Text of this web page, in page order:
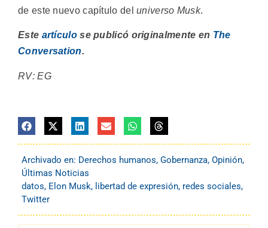
de este nuevo capítulo deluniverso Musk.
Este artículose publicó originalmente en The
Conversation.
RV: EG
Archivado en: Derechos humanos, Gobernanza, Opinión,
Últimas Noticias
datos, Elon Musk, libertad de expresión, redes sociales,
Twitter